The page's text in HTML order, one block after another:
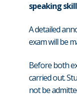
speaking
A detailed
exam will be
Before both
carried out.
not be